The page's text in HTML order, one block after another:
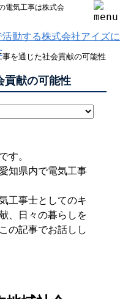
電気工事は株式会
を通じた社会貢献の可能性
貢献の可能性
す。
知県内で電気工事
工事士としてのキ
、日々の暮らしを
の記事でお話しし